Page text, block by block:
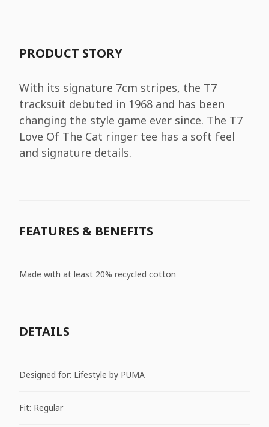
PRODUCT STORY
With its signature 7cm stripes, the T7
tracksuit debuted in 1968 and has been
changing the style game ever since. The T7
Love Of The Cat ringer tee has a soft feel
and signature details.
FEATURES & BENEFITS
Made with at least 20% recycled cotton
DETAILS
Designed for: Lifestyle by PUMA
Fit: Regular